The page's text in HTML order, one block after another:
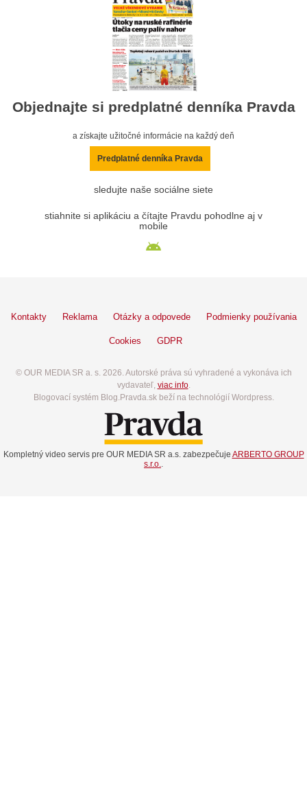
Objednajte si predplatné denníka Pravda
a získajte užitočné informácie na každý deň
Predplatné denníka Pravda
sledujte naše sociálne siete
stiahnite si aplikáciu a čítajte Pravdu pohodlne aj v
mobile
Kontakty Reklama Otázky a odpovede Podmienky používania
Cookies GDPR
© OUR MEDIA SR a. s. 2026. Autorské práva sú vyhradené a vykonáva ich
vydavateľ, viac info.
Blogovací systém Blog.Pravda.sk beží na technológií Wordpress.
Kompletný video servis pre OUR MEDIA SR a.s. zabezpečuje ARBERTO GROUP
s.r.o.